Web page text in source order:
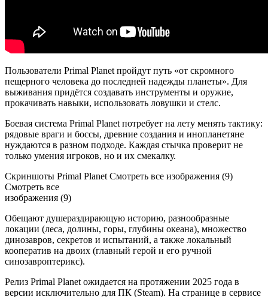
Пользователи Primal Planet пройдут путь «от скромного
пещерного человека до последней надежды планеты». Для
выживания придётся создавать инструменты и оружие,
прокачивать навыки, использовать ловушки и стелс.
Боевая система Primal Planet потребует на лету менять тактику:
рядовые враги и боссы, древние создания и инопланетяне
нуждаются в разном подходе. Каждая стычка проверит не
только умения игроков, но и их смекалку.
Скриншоты Primal Planet Смотреть все изображения (9)
Смотреть все
изображения (9)
Обещают душераздирающую историю, разнообразные
локации (леса, долины, горы, глубины океана), множество
динозавров, секретов и испытаний, а также локальный
кооператив на двоих (главный герой и его ручной
синозавроптерикс).
Релиз Primal Planet ожидается на протяжении 2025 года в
версии исключительно для ПК (Steam). На странице в сервисе